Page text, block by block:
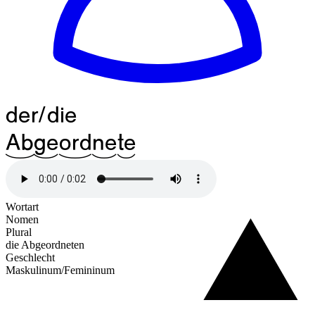
der/die
^16Ab^13ge^18ord^13ne^09te
Wortart
Nomen
Plural
die Abgeordneten
Geschlecht
Maskulinum/Femininum